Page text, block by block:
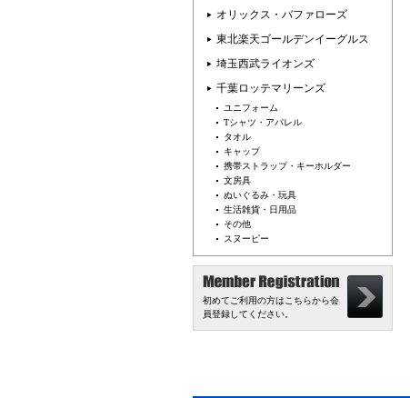
オリックス・バファローズ
東北楽天ゴールデンイーグルス
埼玉西武ライオンズ
千葉ロッテマリーンズ
ユニフォーム
Tシャツ・アパレル
タオル
キャップ
携帯ストラップ・キーホルダー
文房具
ぬいぐるみ・玩具
生活雑貨・日用品
その他
スヌーピー
初めてご利用の方はこちらから会
員登録してください。